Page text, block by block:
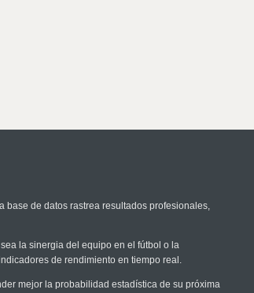
base de datos rastrea resultados profesionales,
la sinergia del equipo en el fútbol o la
de rendimiento en tiempo real.
mejor la probabilidad estadística de su próxima